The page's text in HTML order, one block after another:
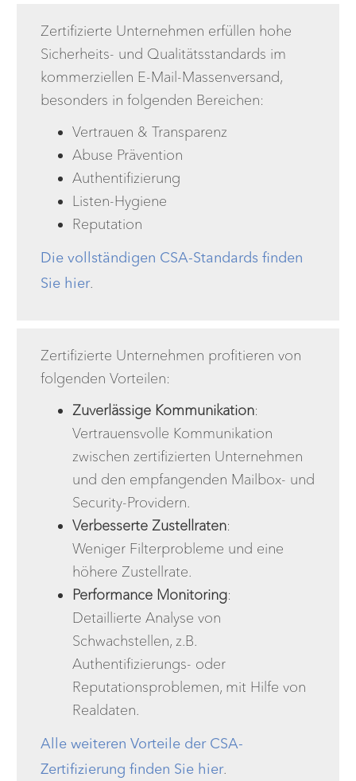
Zertifizierte Unternehmen erfüllen hohe
Sicherheits- und Qualitätsstandards im
kommerziellen E-Mail-Massenversand,
besonders in folgenden Bereichen:
Vertrauen & Transparenz
Abuse Prävention
Authentifizierung
Listen-Hygiene
Reputation
Die vollständigen CSA-Standards finden
Sie hier.
Zertifizierte Unternehmen profitieren von
folgenden Vorteilen:
Zuverlässige Kommunikation:
Vertrauensvolle Kommunikation
zwischen zertifizierten Unternehmen
und den empfangenden Mailbox- und
Security-Providern.
Verbesserte Zustellraten:
Weniger Filterprobleme und eine
höhere Zustellrate.
Performance Monitoring:
Detaillierte Analyse von
Schwachstellen, z.B.
Authentifizierungs- oder
Reputationsproblemen, mit Hilfe von
Realdaten.
Alle weiteren Vorteile der CSA-
Zertifizierung finden Sie hier.